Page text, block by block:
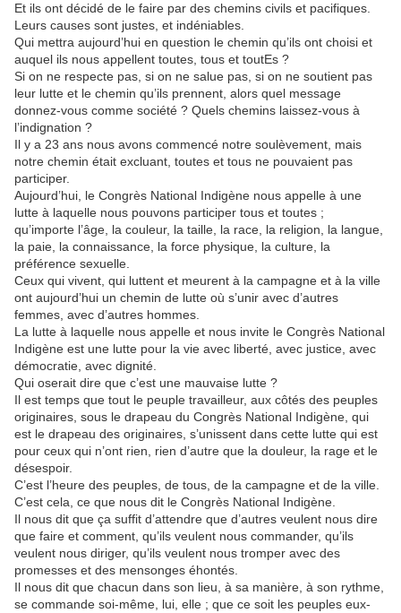
Et ils ont décidé de le faire par des chemins civils et pacifiques.
Leurs causes sont justes, et indéniables.
Qui mettra aujourd’hui en question le chemin qu’ils ont choisi et
auquel ils nous appellent toutes, tous et toutEs ?
Si on ne respecte pas, si on ne salue pas, si on ne soutient pas
leur lutte et le chemin qu’ils prennent, alors quel message
donnez-vous comme société ? Quels chemins laissez-vous à
l’indignation ?
Il y a 23 ans nous avons commencé notre soulèvement, mais
notre chemin était excluant, toutes et tous ne pouvaient pas
participer.
Aujourd’hui, le Congrès National Indigène nous appelle à une
lutte à laquelle nous pouvons participer tous et toutes ;
qu’importe l’âge, la couleur, la taille, la race, la religion, la langue,
la paie, la connaissance, la force physique, la culture, la
préférence sexuelle.
Ceux qui vivent, qui luttent et meurent à la campagne et à la ville
ont aujourd’hui un chemin de lutte où s’unir avec d’autres
femmes, avec d’autres hommes.
La lutte à laquelle nous appelle et nous invite le Congrès National
Indigène est une lutte pour la vie avec liberté, avec justice, avec
démocratie, avec dignité.
Qui oserait dire que c’est une mauvaise lutte ?
Il est temps que tout le peuple travailleur, aux côtés des peuples
originaires, sous le drapeau du Congrès National Indigène, qui
est le drapeau des originaires, s’unissent dans cette lutte qui est
pour ceux qui n’ont rien, rien d’autre que la douleur, la rage et le
désespoir.
C’est l’heure des peuples, de tous, de la campagne et de la ville.
C’est cela, ce que nous dit le Congrès National Indigène.
Il nous dit que ça suffit d’attendre que d’autres veulent nous dire
que faire et comment, qu’ils veulent nous commander, qu’ils
veulent nous diriger, qu’ils veulent nous tromper avec des
promesses et des mensonges éhontés.
Il nous dit que chacun dans son lieu, à sa manière, à son rythme,
se commande soi-même, lui, elle ; que ce soit les peuples eux-